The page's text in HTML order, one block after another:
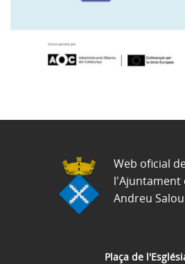
Plaça de
Web oficial
l'Ajuntament
Andreu Salou